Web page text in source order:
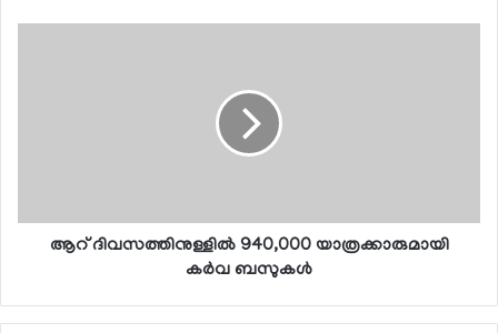
ആറ് ദിവസത്തിനുള്ളില്‍ 940,000 യാത്രക്കാരുമായി
കര്‍വ ബസുകള്‍